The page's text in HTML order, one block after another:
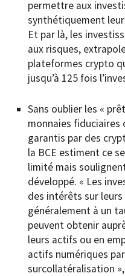
permettre aux
synthétiquement
Et par là, les
aux risques,
plateformes crypto
jusqu’à 125 fois
Sans oublier les «
monnaies fiduciaires
garantis par des
la BCE estiment ce
limité mais
développé. « Les
des intérêts sur
généralement à un
peuvent obtenir
leurs actifs ou en
actifs numériques
surcollatéralisation